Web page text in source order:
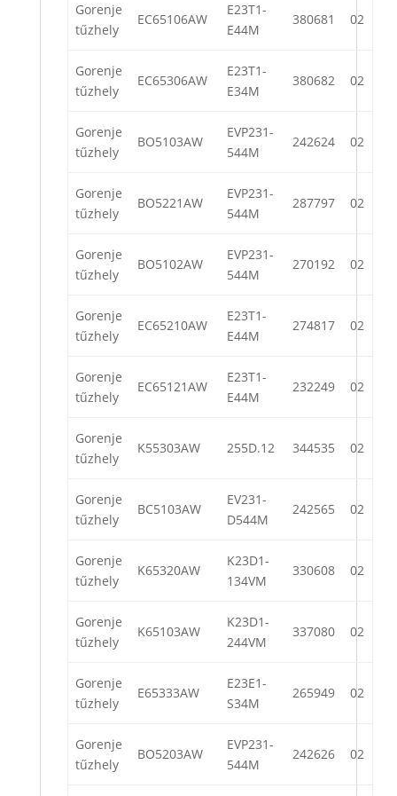
Gorenje
tűzhely
EC65106AW
E23T1-
E44M
380681 02
Gorenje
tűzhely
EC65306AW
E23T1-
E34M
380682 02
Gorenje
tűzhely
BO5103AW
EVP231-
544M
242624 02
Gorenje
tűzhely
BO5221AW
EVP231-
544M
287797 02
Gorenje
tűzhely
BO5102AW
EVP231-
544M
270192 02
Gorenje
tűzhely
EC65210AW
E23T1-
E44M
274817 02
Gorenje
tűzhely
EC65121AW
E23T1-
E44M
232249 02
Gorenje
tűzhely
K55303AW 255D.12 344535 02
Gorenje
tűzhely
BC5103AW
EV231-
D544M
242565 02
Gorenje
tűzhely
K65320AW
K23D1-
134VM
330608 02
Gorenje
tűzhely
K65103AW
K23D1-
244VM
337080 02
Gorenje
tűzhely
E65333AW
E23E1-
S34M
265949 02
Gorenje
tűzhely
BO5203AW
EVP231-
544M
242626 02